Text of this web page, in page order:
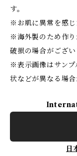
す。
※お肌に異常を感じ
※海外製のため作
破損の場合がござい
※表示画像はサンプ
状などが異なる場合
日